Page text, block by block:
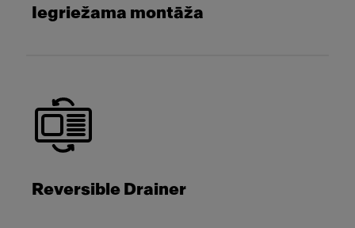
Iegriežama montāža
Reversible Drainer